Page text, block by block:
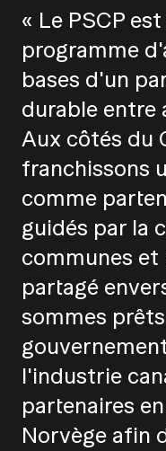
« Le PSCP
programme
bases d'un
durable entre
Aux côtés du
franchissons
comme
guidés par la
communes et
partagé
sommes
l'industrie
partenaires
Norvège afin